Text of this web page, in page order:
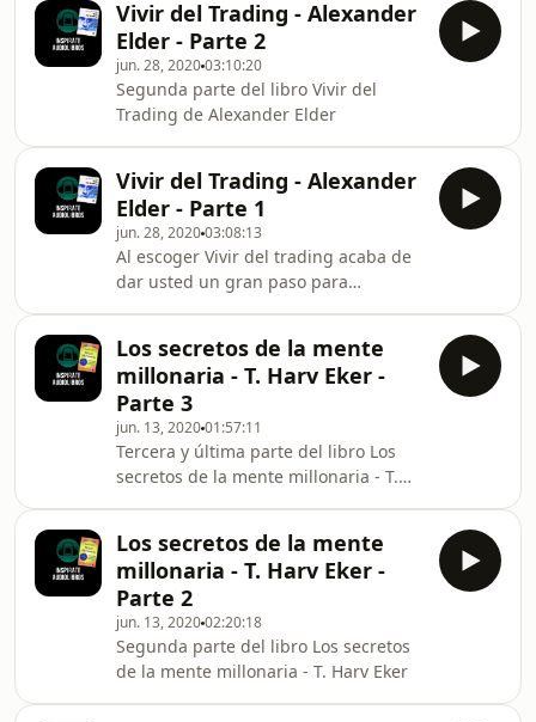
OLVIDEN SUSCRIBIRSE A NUESTRO
CANAL!
Vivir del Trading - Alexander
Elder - Parte 2
jun. 28, 202003:10:20
Segunda parte del libro Vivir del
Trading de Alexander Elder
Vivir del Trading - Alexander
Elder - Parte 1
jun. 28, 202003:08:13
Al escoger Vivir del trading acaba de
dar usted un gran paso para
dotado de los medios necesarios para
llegar a ser un trader de éxito. El Dr.
Elder le ayudará a disciplinar el
espíritu, le mostrará los métodos de
trading eficaces para batir al mercado
y gestionar su capital de manera que
ninguna serie de pérdidas pueda
expulsarl
Los secretos de la mente
millonaria - T. Harv Eker -
Parte 3
jun. 13, 202001:57:11
Tercera y última parte del libro Los
secretos de la mente millonaria - T.
Los secretos de la mente
millonaria - T. Harv Eker -
Parte 2
jun. 13, 202002:20:18
Segunda parte del libro Los secretos
de la mente millonaria - T. Harv Eker